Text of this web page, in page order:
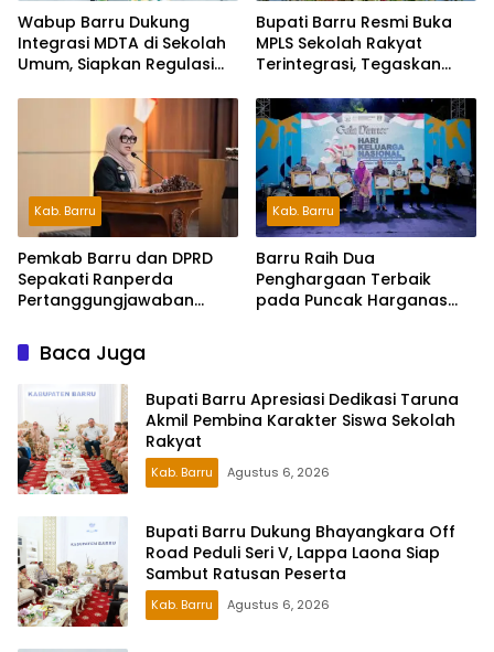
Wabup Barru Dukung
Integrasi MDTA di Sekolah
Umum, Siapkan Regulasi
Bupati Barru Resmi Buka
MPLS Sekolah Rakyat
Terintegrasi, Tegaskan
Depan Generasi
Kab. Barru
Pemkab Barru dan DPRD
Sepakati Ranperda
Pertanggungjawaban
Komitmen Tata Kelola dan
Perlindungan Anak
Kab. Barru
Barru Raih Dua
Penghargaan Terbaik
pada Puncak Harganas
Baca Juga
Bupati Barru Apresiasi Dedikasi Taruna
Akmil Pembina Karakter Siswa Sekolah
Rakyat
Kab. Barru Agustus 6, 2026
Bupati Barru Dukung Bhayangkara Off
Road Peduli Seri V, Lappa Laona Siap
Sambut Ratusan Peserta
Kab. Barru Agustus 6, 2026